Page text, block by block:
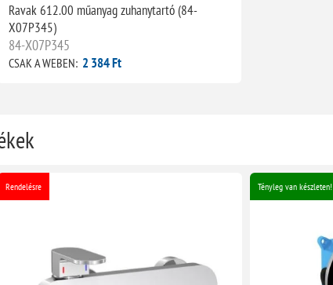
Ravak 612.00 műanyag zuhanytartó (84-
X07P345)
84-X07P345
CSAK A WEBEN: 2 384 Ft
Rendelésre Tényleg van készleten!